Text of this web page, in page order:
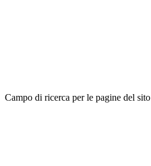
Campo di ricerca per le pagine del sito